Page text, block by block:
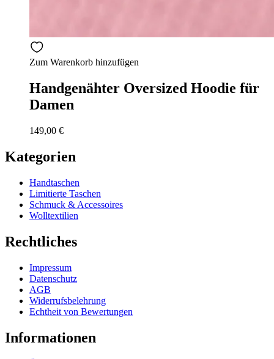
Zum Warenkorb hinzufügen
Handgenähter Oversized Hoodie für
Damen
149,00 €
Kategorien
Handtaschen
Limitierte Taschen
Schmuck & Accessoires
Wolltextilien
Rechtliches
Impressum
Datenschutz
AGB
Widerrufsbelehrung
Echtheit von Bewertungen
Informationen